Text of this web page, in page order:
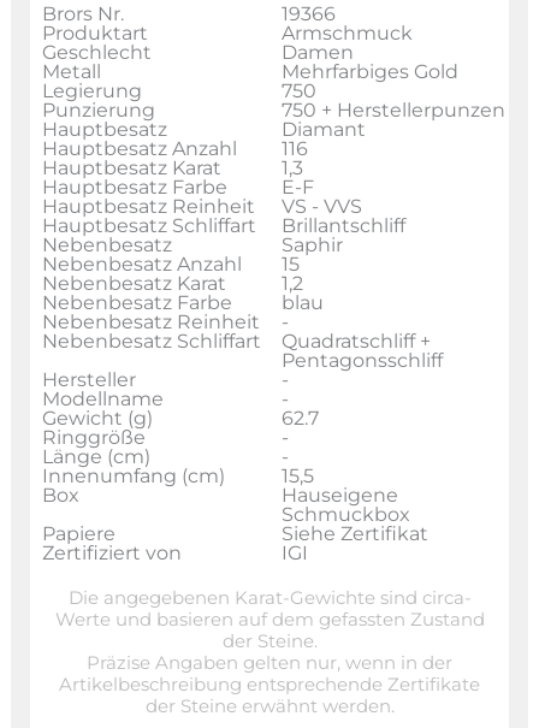
Brors Nr.
19366
Produktart
Armschmuck
Geschlecht
Damen
Metall
Mehrfarbiges Gold
Legierung
750
Punzierung
750 + Herstellerpunzen
Hauptbesatz
Diamant
Hauptbesatz Anzahl
116
Hauptbesatz Karat
1,3
Hauptbesatz Farbe
E-F
Hauptbesatz Reinheit
VS - VVS
Hauptbesatz Schliffart
Brillantschliff
Nebenbesatz
Saphir
Nebenbesatz Anzahl
15
Nebenbesatz Karat
1,2
Nebenbesatz Farbe
blau
Nebenbesatz Reinheit
-
Nebenbesatz Schliffart
Quadratschliff +
Pentagonsschliff
Hersteller
-
Modellname
-
Gewicht (g)
62.7
Ringgröße
-
Länge (cm)
-
Innenumfang (cm)
15,5
Box
Hauseigene
Schmuckbox
Papiere
Siehe Zertifikat
Zertifiziert von
IGI
Die angegebenen Karat-Gewichte sind circa-
Werte und basieren auf dem gefassten Zustand
der Steine.
Präzise Angaben gelten nur, wenn in der
Artikelbeschreibung entsprechende Zertifikate
der Steine erwähnt werden.